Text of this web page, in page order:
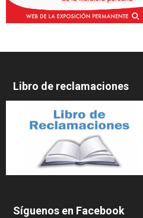
Libro de reclamaciones
Síguenos en Facebook